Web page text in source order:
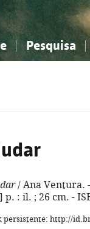
Pesquisa
/ Ana Ventura. -
p. : il. ; 26 cm. -
persistente: http://